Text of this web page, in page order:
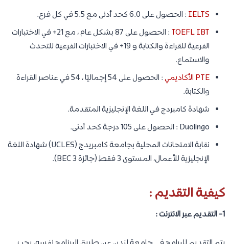
IELTS : الحصول على 6.0 كحد أدنى مع 5.5 في كل فرع.
TOEFL IBT
: الحصول على 87 بشكل عام ، مع 21+ في الاختبارات
الفرعية للقراءة والكتابة و 19+ في الاختبارات الفرعية للتحدث
والاستماع.
PTE الأكاديمي
: الحصول على 54 إجماليًا ، 54 في عناصر القراءة
والكتابة.
شهادة كامبردج في اللغة الإنجليزية المتقدمة.
Duolingo : الحصول على 105 درجة كحد أدنى.
نقابة الامتحانات المحلية بجامعة كامبريدج (UCLES) شهادة اللغة
الإنجليزية للأعمال، المستوى 3 فقط (جائزة BEC 3).
كيفية التقديم :
1- التقديم عبر الانترنت :